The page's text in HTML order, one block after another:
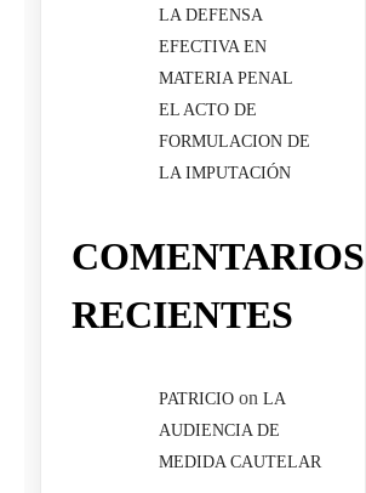
LA DEFENSA
EFECTIVA EN
MATERIA PENAL
EL ACTO DE
FORMULACION DE
LA IMPUTACIÓN
COMENTARIOS
RECIENTES
PATRICIO onLA
AUDIENCIA DE
MEDIDA CAUTELAR